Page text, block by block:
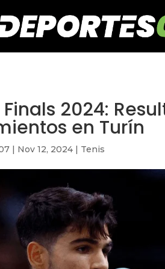
Finals 2024:
en Turín
| Nov 12, 2024 | Tenis